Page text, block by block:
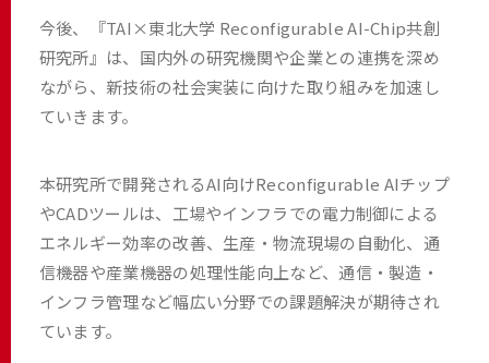
今後、『TAI×東北大学 Reconfigurable AI-Chip共創
研究所』は、国内外の研究機関や企業との連携を深め
ながら、新技術の社会実装に向けた取り組みを加速し
ていきます。
本研究所で開発されるAI向けReconfigurable AIチップ
やCADツールは、工場やインフラでの電力制御による
エネルギー効率の改善、生産・物流現場の自動化、通
信機器や産業機器の処理性能向上など、通信・製造・
インフラ管理など幅広い分野での課題解決が期待され
ています。